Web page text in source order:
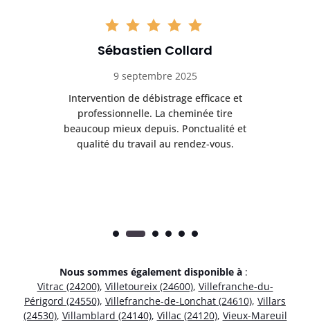
Sébastien Collard
9 septembre 2025
Intervention de débistrage efficace et
professionnelle. La cheminée tire
beaucoup mieux depuis. Ponctualité et
qualité du travail au rendez-vous.
Nous sommes également disponible à :
Vitrac (24200), Villetoureix (24600), Villefranche-du-
Périgord (24550), Villefranche-de-Lonchat (24610), Villars
(24530), Villamblard (24140), Villac (24120), Vieux-Mareuil